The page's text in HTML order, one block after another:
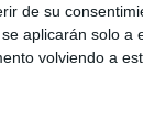
de su
aplicarán solo
volviendo a
26/03/
González es el